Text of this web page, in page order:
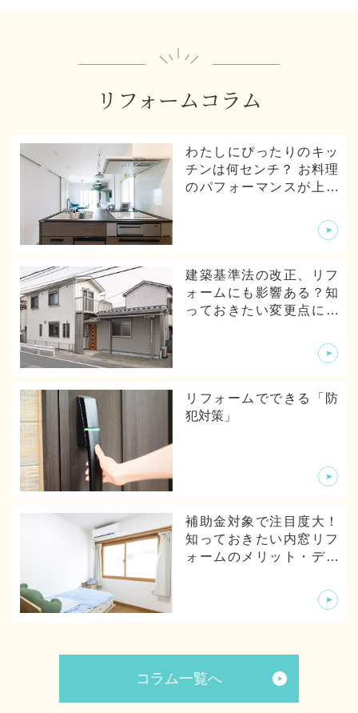
リフォームコラム
わたしにぴったりのキッ
チンは何センチ？ お料理
のパフォーマンスが上が
建築基準法の改正、リフ
ォームにも影響ある？知
っておきたい変更点につ
リフォームでできる「防
犯対策」
補助金対象で注目度大！
知っておきたい内窓リフ
ォームのメリット・デメ
コラム一覧へ